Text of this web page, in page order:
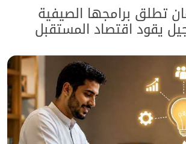
تطلق برامجها الصيفية
جيل يقود اقتصاد المستقبل
سعادة 2026"